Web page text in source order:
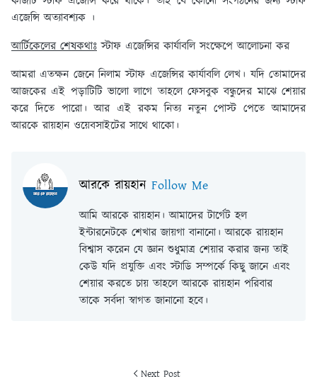
এজেন্সি অত্যাবশ্যক ।
আর্টিকেলের শেষকথাঃ স্টাফ এজেন্সির কার্যাবলি সংক্ষেপে আলোচনা কর
আমরা এতক্ষন জেনে নিলাম স্টাফ এজেন্সির কার্যাবলি লেখ। যদি তোমাদের
আজকের এই পড়াটিটি ভালো লাগে তাহলে ফেসবুক বন্ধুদের মাঝে শেয়ার
করে দিতে পারো। আর এই রকম নিত্য নতুন পোস্ট পেতে আমাদের
আরকে রায়হান ওয়েবসাইটের সাথে থাকো।
আরকে রায়হান Follow Me
আমি আরকে রায়হান। আমাদের টার্গেট হল
ইন্টারনেটকে শেখার জায়গা বানানো। আরকে রায়হান
বিশ্বাস করেন যে জ্ঞান শুধুমাত্র শেয়ার করার জন্য তাই
কেউ যদি প্রযুক্তি এবং স্টাডি সম্পর্কে কিছু জানে এবং
শেয়ার করতে চায় তাহলে আরকে রায়হান পরিবার
তাকে সর্বদা স্বাগত জানানো হবে।